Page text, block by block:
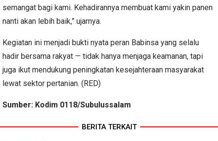
semangat bagi kami. Kehadirannya membuat kami yakin panen
nanti akan lebih baik,” ujarnya.
Kegiatan ini menjadi bukti nyata peran Babinsa yang selalu
hadir bersama rakyat — tidak hanya menjaga keamanan, tapi
juga ikut mendukung peningkatan kesejahteraan masyarakat
lewat sektor pertanian. (RED)
Sumber: Kodim 0118/Subulussalam
BERITA TERKAIT